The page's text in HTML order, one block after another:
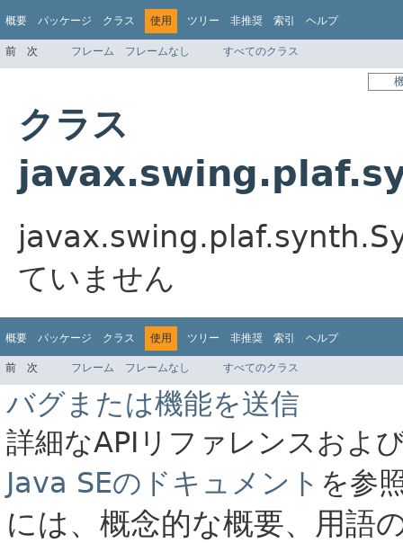
概要 パッケージ クラス 使用 ツリー 非推奨 索引 ヘルプ
前 次 フレーム フレームなし すべてのクラス
クラス
ていません
概要 パッケージ クラス 使用 ツリー 非推奨 索引 ヘルプ
前 次 フレーム フレームなし すべてのクラス
バグまたは機能を送信
詳細なAPIリファレンスおよ
Java SEのドキュメント を参
には、概念的な概要、用語